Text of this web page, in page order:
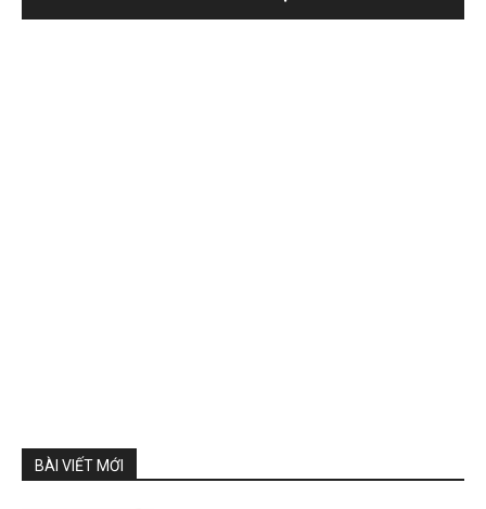
BÀI VIẾT MỚI